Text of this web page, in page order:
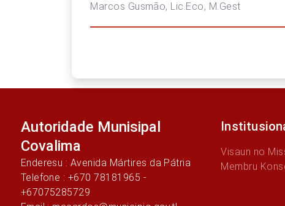
Marcos Gusmão, Lic.Eco, M.Gest
Autoridade Munisipal
Covalima
Enderesu : Avenida Mártires da Pátria
Telefone : +670 78181965 -
+67075285729
Visaun no
Membru